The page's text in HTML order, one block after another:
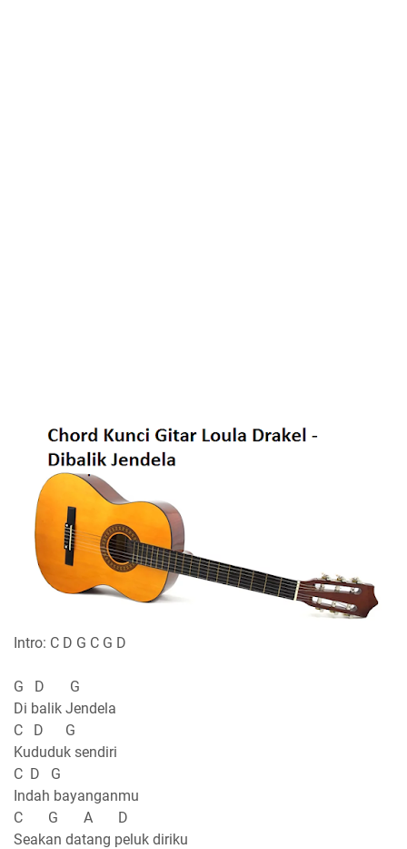
Intro: C D G C G D
G D G
Di balik Jendela
C D G
Kududuk sendiri
C D G
Indah bayanganmu
C G A D
Seakan datang peluk diriku